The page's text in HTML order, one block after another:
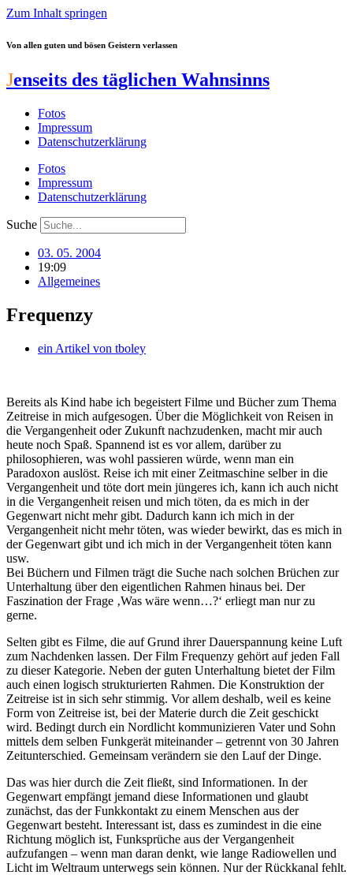
Zum Inhalt springen
Von allen guten und bösen Geistern verlassen
Jenseits des täglichen Wahnsinns
Fotos
Impressum
Datenschutzerklärung
Fotos
Impressum
Datenschutzerklärung
Suche
03. 05. 2004
19:09
Allgemeines
Frequenzy
ein Artikel von tboley
Bereits als Kind habe ich begeistert Filme und Bücher zum Thema
Zeitreise in mich aufgesogen. Über die Möglichkeit von Reisen in
die Vergangenheit oder Zukunft nachzudenken, macht mir auch
heute noch Spaß. Spannend ist es vor allem, darüber zu
philosophieren, was wohl passieren würde, wenn man ein
Paradoxon auslöst. Reise ich mit einer Zeitmaschine selber in die
Vergangenheit und töte dort mein jüngeres ich, kann ich auch nicht
in die Vergangenheit reisen und mich töten, da es mich in der
Gegenwart nicht mehr gibt. Dadurch kann ich mich in der
Vergangenheit nicht mehr töten, was wieder bewirkt, das es mich in
der Gegenwart gibt und ich mich in der Vergangenheit töten kann
usw.
Bei Büchern und Filmen trägt die Suche nach solchen Brüchen zur
Unterhaltung über den eigentlichen Rahmen hinaus bei. Der
Faszination der Frage ‚Was wäre wenn…?‘ erliegt man nur zu
gerne.
Selten gibt es Filme, die auf Grund ihrer Dauerspannung keine Luft
zum Nachdenken lassen. Der Film Frequenzy gehört auf jeden Fall
zu dieser Kategorie. Neben der guten Unterhaltung bietet der Film
auch einen logisch strukturierten Rahmen. Die Konstruktion der
Zeitreise ist in sich sehr stimmig. Vor allem deshalb, weil es keine
Form von Zeitreise ist, bei der Materie durch die Zeit geschickt
wird. Bedingt durch ein Nordlicht kommunizieren Vater und Sohn
mittels dem selben Funkgerät miteinander – getrennt von 30 Jahren
Zeitunterschied. Gemeinsam verändern sie den Lauf der Dinge.
Das was hier durch die Zeit fließt, sind Informationen. In der
Gegenwart empfängt jemand diese Informationen und glaubt
zunächst, das der Funkkontakt zu einem Menschen aus der
Gegenwart besteht. Interessant ist, dass es zumindest in die eine
Richtung möglich ist, Funksprüche aus der Vergangenheit
aufzufangen – wenn man daran denkt, wie lange Radiowellen und
Licht im Weltraum unterwegs sein können. Nur der Rückkanal fehlt.